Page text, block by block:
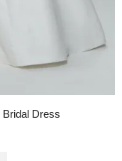
Bridal Dress